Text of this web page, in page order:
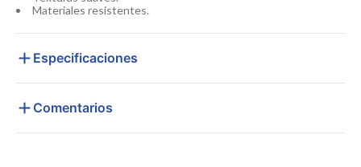
Materiales resistentes.
Especificaciones
Comentarios